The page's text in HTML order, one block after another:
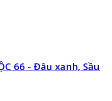
66 - Đâu xanh, Sầu